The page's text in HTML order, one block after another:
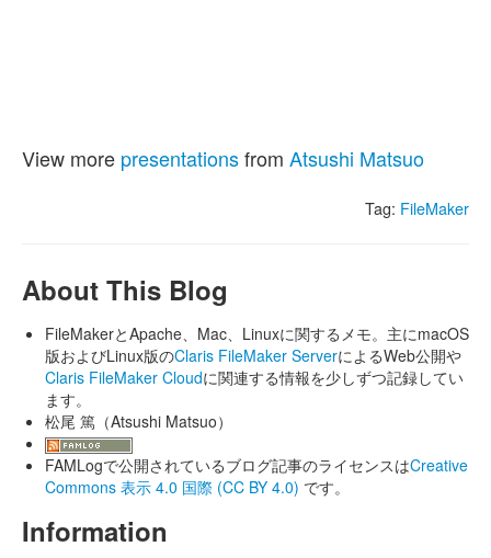
View more presentationsfrom Atsushi Matsuo
Tag: FileMaker
About This Blog
FileMakerとApache、Mac、Linuxに関するメモ。主にmacOS
版およびLinux版のClaris FileMaker ServerによるWeb公開や
Claris FileMaker Cloudに関連する情報を少しずつ記録してい
ます。
松尾 篤（Atsushi Matsuo）
FAMLogで公開されているブログ記事のライセンスはCreative
Commons 表示 4.0 国際 (CC BY 4.0) です。
Information